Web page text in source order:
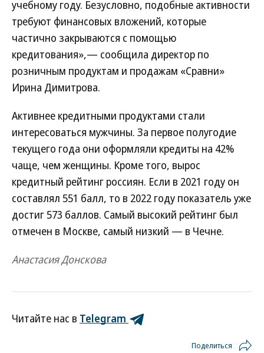
учебному году. Безусловно, подобные активности
требуют финансовых вложений, которые
частично закрываются с помощью
кредитования»,— сообщила директор по
розничным продуктам и продажам «Сравни»
Ирина Димитрова.
Активнее кредитными продуктами стали
интересоваться мужчины. За первое полугодие
текущего года они оформляли кредиты на 42%
чаще, чем женщины. Кроме того, вырос
кредитный рейтинг россиян. Если в 2021 году он
составлял 551 балл, то в 2022 году показатель уже
достиг 573 баллов. Самый высокий рейтинг был
отмечен в Москве, самый низкий — в Чечне.
Анастасия Донскова
Читайте нас в Telegram
Поделиться